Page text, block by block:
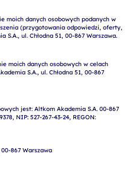
moich danych osobowych podanych w
(przygotowania odpowiedzi, oferty,
S.A., ul. Chłodna 51, 00-867
jest: Altkom Akademia S.A. 00-867
NIP: 527-267-43-24, REGON:
867 Warszawa